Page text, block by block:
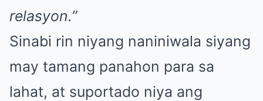
relasyon.”
Sinabi rin niyang naniniwala siyang
may tamang panahon para sa
lahat, at suportado niya ang